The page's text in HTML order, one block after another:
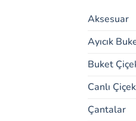
Aksesuar
Ayıcık
Buket
Canlı
Çantalar